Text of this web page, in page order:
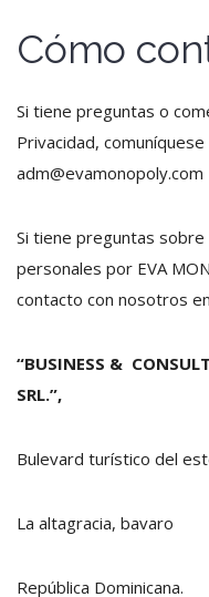
Cómo
Si tiene preguntas o
Privacidad,
adm@evamonopoly.com
Si tiene preguntas
personales por EVA
contacto con nosotros
“BUSINESS &
SRL.”,
Bulevard turístico del
La altagracia, bavaro
República Dominicana.